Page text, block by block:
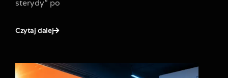
sterydy” po
Czytaj dalej